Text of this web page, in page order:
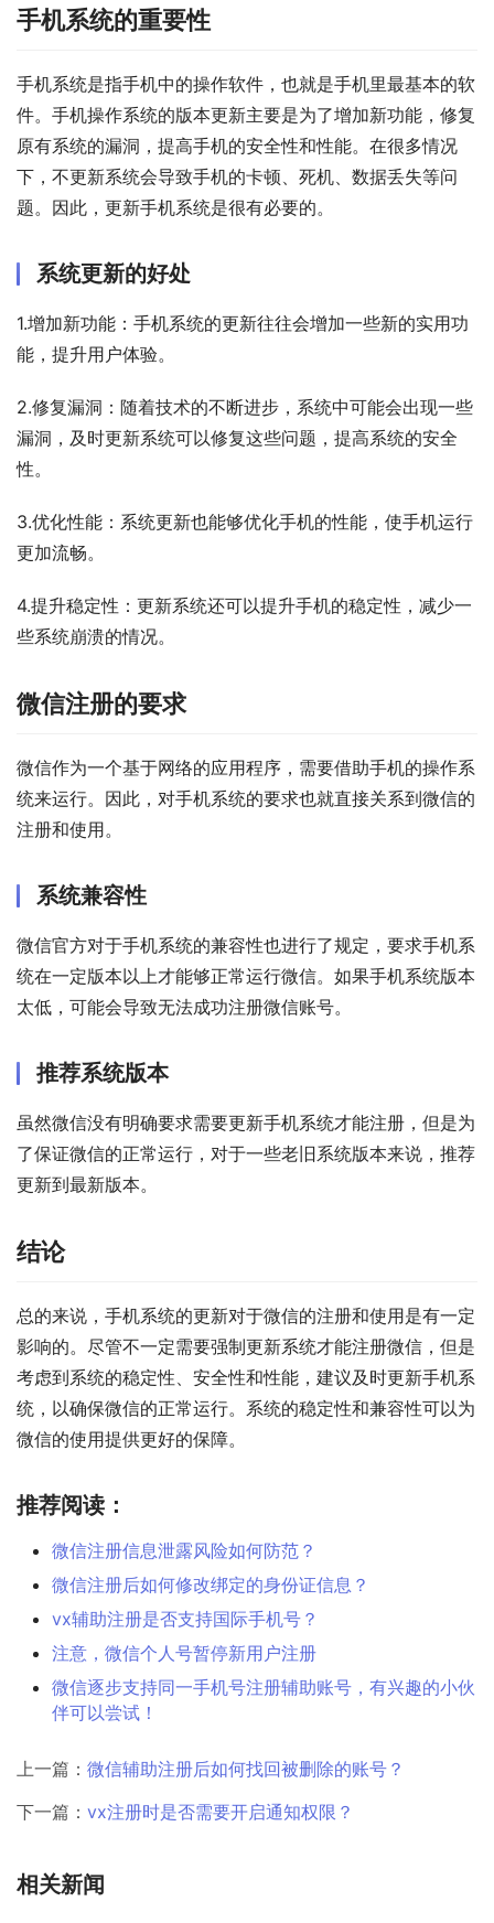
手机系统的重要性
手机系统是指手机中的操作软件，也就是手机里最基本的软
件。手机操作系统的版本更新主要是为了增加新功能，修复
原有系统的漏洞，提高手机的安全性和性能。在很多情况
下，不更新系统会导致手机的卡顿、死机、数据丢失等问
题。因此，更新手机系统是很有必要的。
系统更新的好处
1.增加新功能：手机系统的更新往往会增加一些新的实用功
能，提升用户体验。
2.修复漏洞：随着技术的不断进步，系统中可能会出现一些
漏洞，及时更新系统可以修复这些问题，提高系统的安全
性。
3.优化性能：系统更新也能够优化手机的性能，使手机运行
更加流畅。
4.提升稳定性：更新系统还可以提升手机的稳定性，减少一
些系统崩溃的情况。
微信注册的要求
微信作为一个基于网络的应用程序，需要借助手机的操作系
统来运行。因此，对手机系统的要求也就直接关系到微信的
注册和使用。
系统兼容性
微信官方对于手机系统的兼容性也进行了规定，要求手机系
统在一定版本以上才能够正常运行微信。如果手机系统版本
太低，可能会导致无法成功注册微信账号。
推荐系统版本
虽然微信没有明确要求需要更新手机系统才能注册，但是为
了保证微信的正常运行，对于一些老旧系统版本来说，推荐
更新到最新版本。
结论
总的来说，手机系统的更新对于微信的注册和使用是有一定
影响的。尽管不一定需要强制更新系统才能注册微信，但是
考虑到系统的稳定性、安全性和性能，建议及时更新手机系
统，以确保微信的正常运行。系统的稳定性和兼容性可以为
微信的使用提供更好的保障。
推荐阅读：
微信注册信息泄露风险如何防范？
微信注册后如何修改绑定的身份证信息？
vx辅助注册是否支持国际手机号？
注意，微信个人号暂停新用户注册
微信逐步支持同一手机号注册辅助账号，有兴趣的小伙
伴可以尝试！
上一篇： 微信辅助注册后如何找回被删除的账号？
下一篇： vx注册时是否需要开启通知权限？
相关新闻